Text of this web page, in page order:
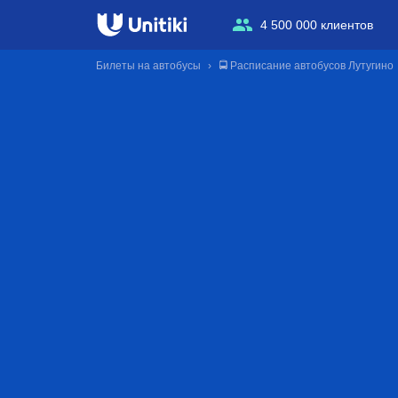
4 500 000 клиентов
Билеты на автобусы 🚍 Расписание автобусов Лутугино